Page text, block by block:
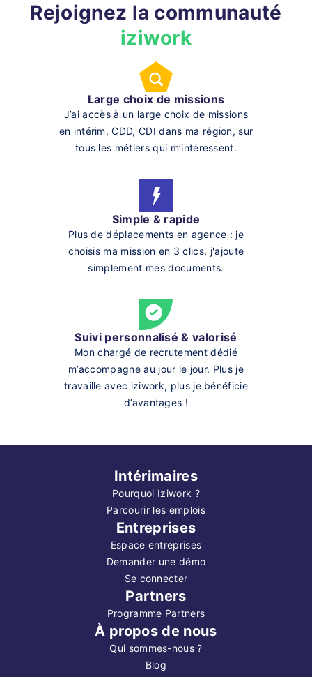
Rejoignez la communauté
iziwork
Large choix de missions
J’ai accès à un large choix de missions
en intérim, CDD, CDI dans ma région, sur
tous les métiers qui m’intéressent.
Simple & rapide
Plus de déplacements en agence : je
choisis ma mission en 3 clics, j'ajoute
simplement mes documents.
Suivi personnalisé & valorisé
Mon chargé de recrutement dédié
m’accompagne au jour le jour. Plus je
travaille avec iziwork, plus je bénéficie
d’avantages !
Intérimaires
Pourquoi Iziwork ?
Parcourir les emplois
Entreprises
Espace entreprises
Demander une démo
Se connecter
Partners
Programme Partners
À propos de nous
Qui sommes-nous ?
Blog